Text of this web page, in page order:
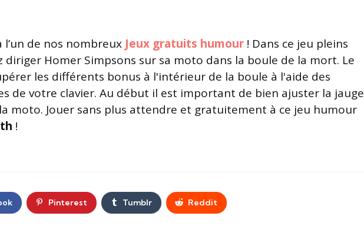
l’un de nos nombreux Jeux gratuits humour ! Dans ce jeu pleins
diriger Homer Simpsons sur sa moto dans la boule de la mort. Le
les différents bonus à l'intérieur de la boule à l'aide des
de votre clavier. Au début il est important de bien ajuster la jauge
moto. Jouer sans plus attendre et gratuitement à ce jeu humour
!
Pinterest Tumblr Reddit